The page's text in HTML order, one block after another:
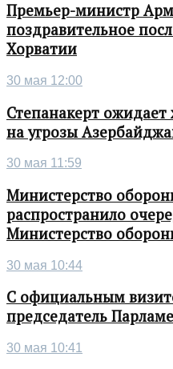
Премьер-министр
поздравительное
Хорватии
30 мая 12:00
Степанакерт
на угрозы
30 мая 11:59
Министерство
распространило
Министерство
30 мая 10:44
С официальным
председатель
30 мая 10:41